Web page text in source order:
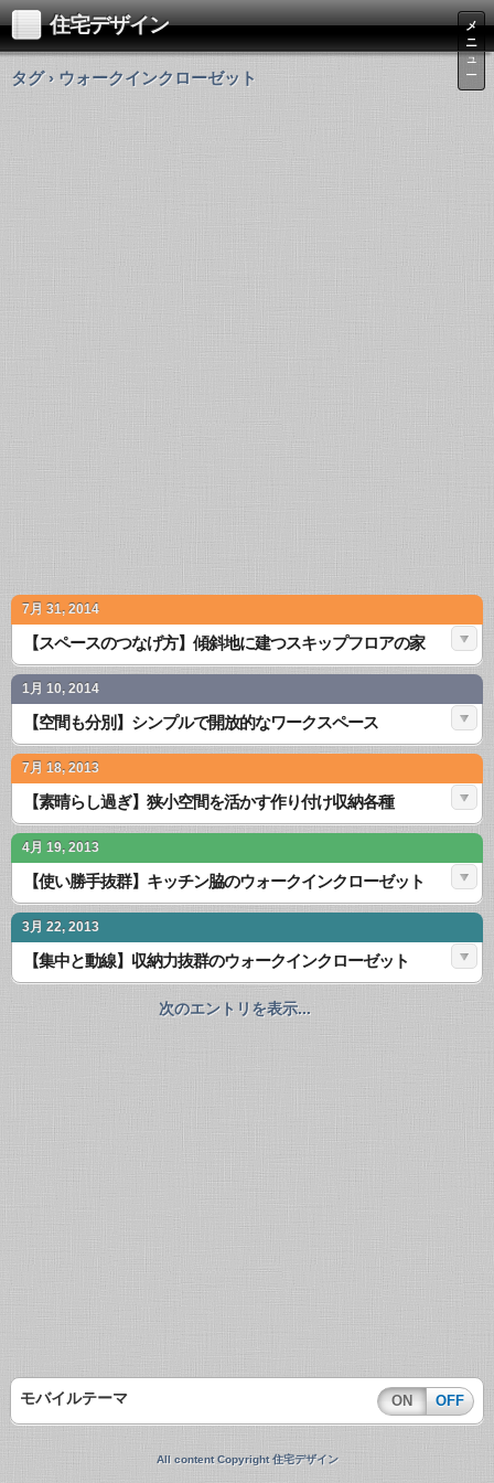
住宅デザイン
メ
ニ
ュ
ー
タグ › ウォークインクローゼット
7月 31, 2014
【スペースのつなげ方】傾斜地に建つスキップフロアの家
1月 10, 2014
【空間も分別】シンプルで開放的なワークスペース
7月 18, 2013
【素晴らし過ぎ】狭小空間を活かす作り付け収納各種
4月 19, 2013
【使い勝手抜群】キッチン脇のウォークインクローゼット
3月 22, 2013
【集中と動線】収納力抜群のウォークインクローゼット
次のエントリを表示...
モバイルテーマ ON OFF
All content Copyright 住宅デザイン